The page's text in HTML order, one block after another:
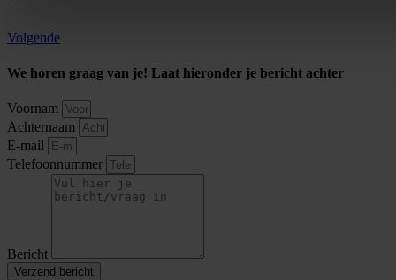
Volgende
We horen graag van je! Laat hieronder je bericht achter
Voornam
Achternaam
E-mail
Telefoonnummer
Bericht
Verzend bericht